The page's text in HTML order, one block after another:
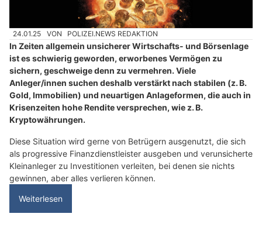
24.01.25 VON POLIZEI.NEWS REDAKTION
In Zeiten allgemein unsicherer Wirtschafts- und Börsenlage
ist es schwierig geworden, erworbenes Vermögen zu
sichern, geschweige denn zu vermehren. Viele
Anleger/innen suchen deshalb verstärkt nach stabilen (z. B.
Gold, Immobilien) und neuartigen Anlageformen, die auch in
Krisenzeiten hohe Rendite versprechen, wie z. B.
Kryptowährungen.
Diese Situation wird gerne von Betrügern ausgenutzt, die sich
als progressive Finanzdienstleister ausgeben und verunsicherte
Kleinanleger zu Investitionen verleiten, bei denen sie nichts
gewinnen, aber alles verlieren können.
Weiterlesen